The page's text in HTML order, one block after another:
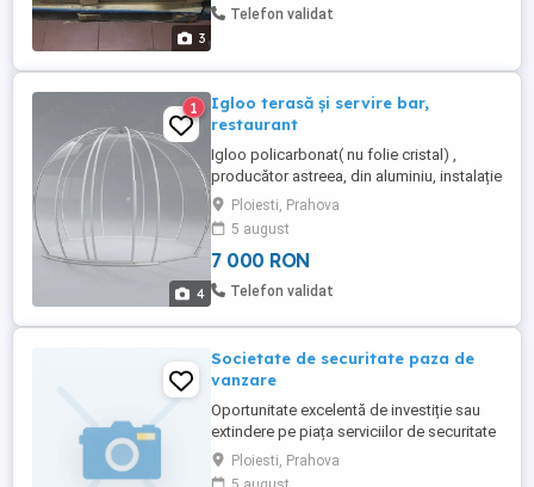
3
Telefon validat
4
1
Igloo terasă și servire bar,
restaurant
Igloo policarbonat( nu folie cristal) ,
producător astreea, din aluminiu, instalație
electrică , noi sigilate 2 buc , preț ușor
neg.
Ploiesti, Prahova
5 august
7 000 RON
Telefon validat
Societate de securitate paza de
vanzare
Oportunitate excelentă de investiție sau
extindere pe piața serviciilor de securitate
din România! Se oferă spre vânzare o
societate comercială cu obiect de
Ploiesti, Prahova